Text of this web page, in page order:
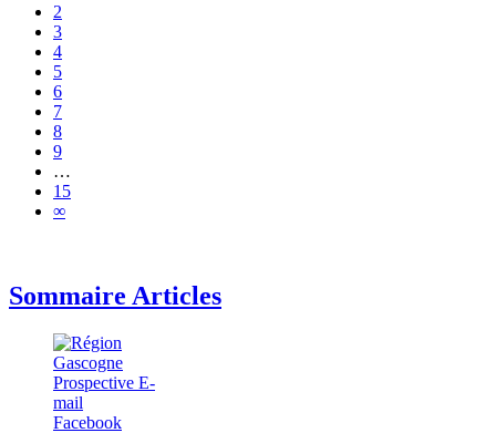
2
3
4
5
6
7
8
9
…
15
∞
Sommaire Articles